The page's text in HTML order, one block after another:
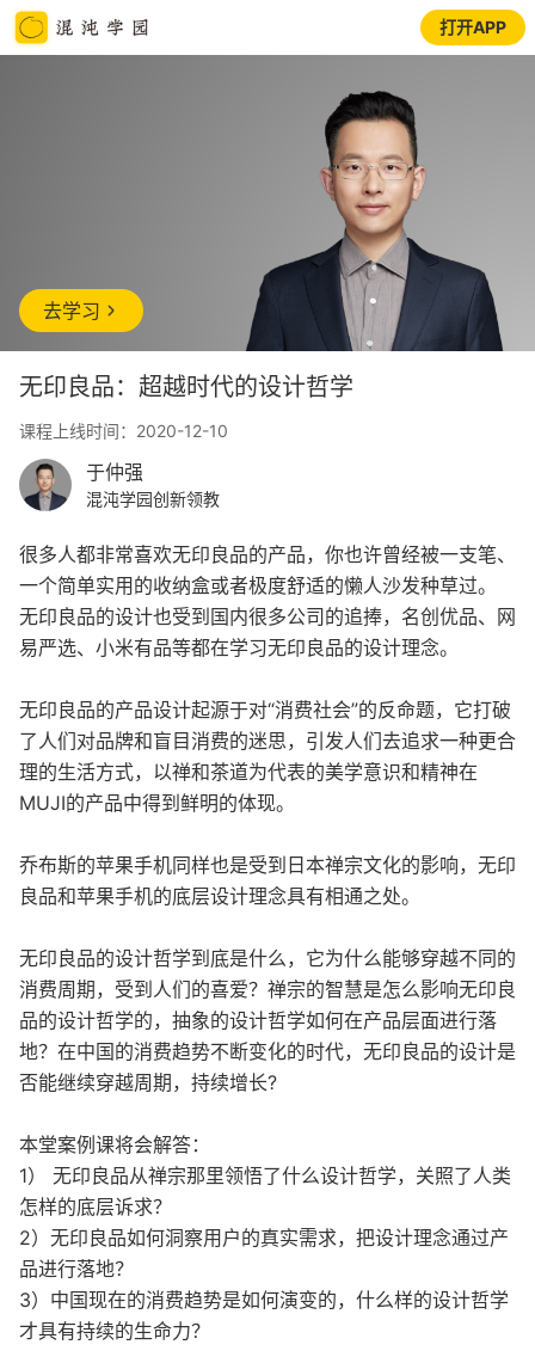
打开APP
去学习
无印良品：超越时代的设计哲学
课程上线时间：2020-12-10
于仲强
混沌学园创新领教
很多人都非常喜欢无印良品的产品，你也许曾经被一支笔、
一个简单实用的收纳盒或者极度舒适的懒人沙发种草过。
无印良品的设计也受到国内很多公司的追捧，名创优品、网
易严选、小米有品等都在学习无印良品的设计理念。
无印良品的产品设计起源于对“消费社会”的反命题，它打破
了人们对品牌和盲目消费的迷思，引发人们去追求一种更合
理的生活方式，以禅和茶道为代表的美学意识和精神在
MUJI的产品中得到鲜明的体现。
乔布斯的苹果手机同样也是受到日本禅宗文化的影响，无印
良品和苹果手机的底层设计理念具有相通之处。
无印良品的设计哲学到底是什么，它为什么能够穿越不同的
消费周期，受到人们的喜爱？禅宗的智慧是怎么影响无印良
品的设计哲学的，抽象的设计哲学如何在产品层面进行落
地？在中国的消费趋势不断变化的时代，无印良品的设计是
否能继续穿越周期，持续增长?
本堂案例课将会解答：
1） 无印良品从禅宗那里领悟了什么设计哲学，关照了人类
怎样的底层诉求？
2）无印良品如何洞察用户的真实需求，把设计理念通过产
品进行落地？
3）中国现在的消费趋势是如何演变的，什么样的设计哲学
才具有持续的生命力？